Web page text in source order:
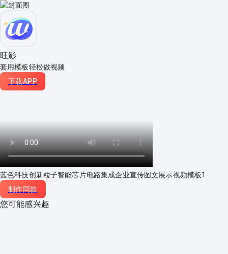
旺影
套用模板轻松做视频
下载APP
蓝色科技创新粒子智能芯片电路集成企业宣传图文展示视频模板1
制作同款
您可能感兴趣